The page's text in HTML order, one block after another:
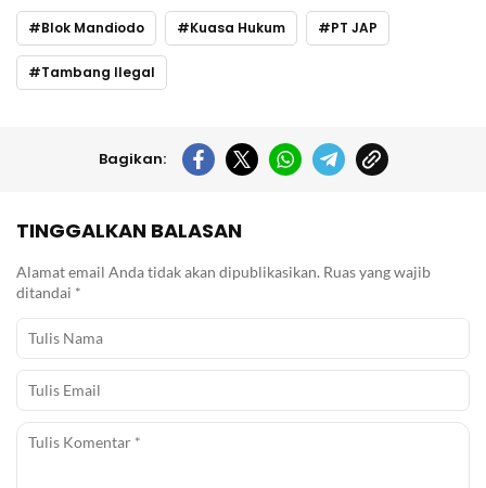
Blok Mandiodo Kuasa Hukum PT JAP
Tambang Ilegal
Bagikan:
TINGGALKAN BALASAN
Alamat email Anda tidak akan dipublikasikan. Ruas yang wajib
ditandai *